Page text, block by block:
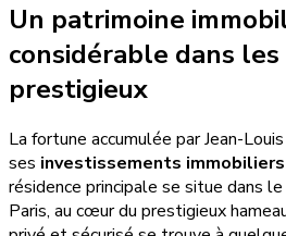
Un patrimoine
considérable dans
prestigieux
La fortune accumulée par Jean-
ses investissements
résidence principale se situe dans
Paris, au cœur du prestigieux